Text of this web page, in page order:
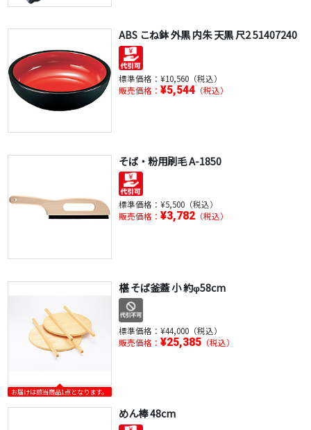
ABS こね鉢 外黒 内朱 天黒 尺2 51407240
標準価格： ¥10,560（税込）
販売価格： ¥5,544（税込）
そば・粉用刷毛 A-1850
標準価格： ¥5,500（税込）
販売価格： ¥3,782（税込）
お届けは該当商品1点となります。
椹 そば釜蓋 小 約φ58cm
標準価格： ¥44,000（税込）
販売価格： ¥25,385（税込）
めん棒 48cm